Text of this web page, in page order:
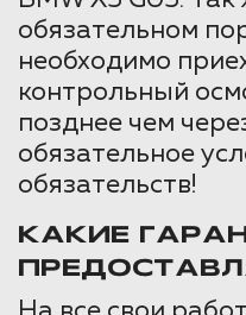
обязательном
необходимо
контрольный
позднее чем
обязательное
обязательств!
КАКИЕ